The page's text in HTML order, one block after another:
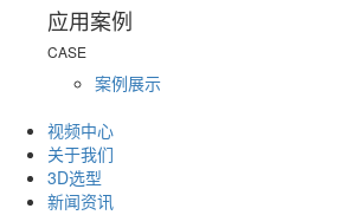
应用案例
CASE
案例展示
视频中心
关于我们
3D选型
新闻资讯